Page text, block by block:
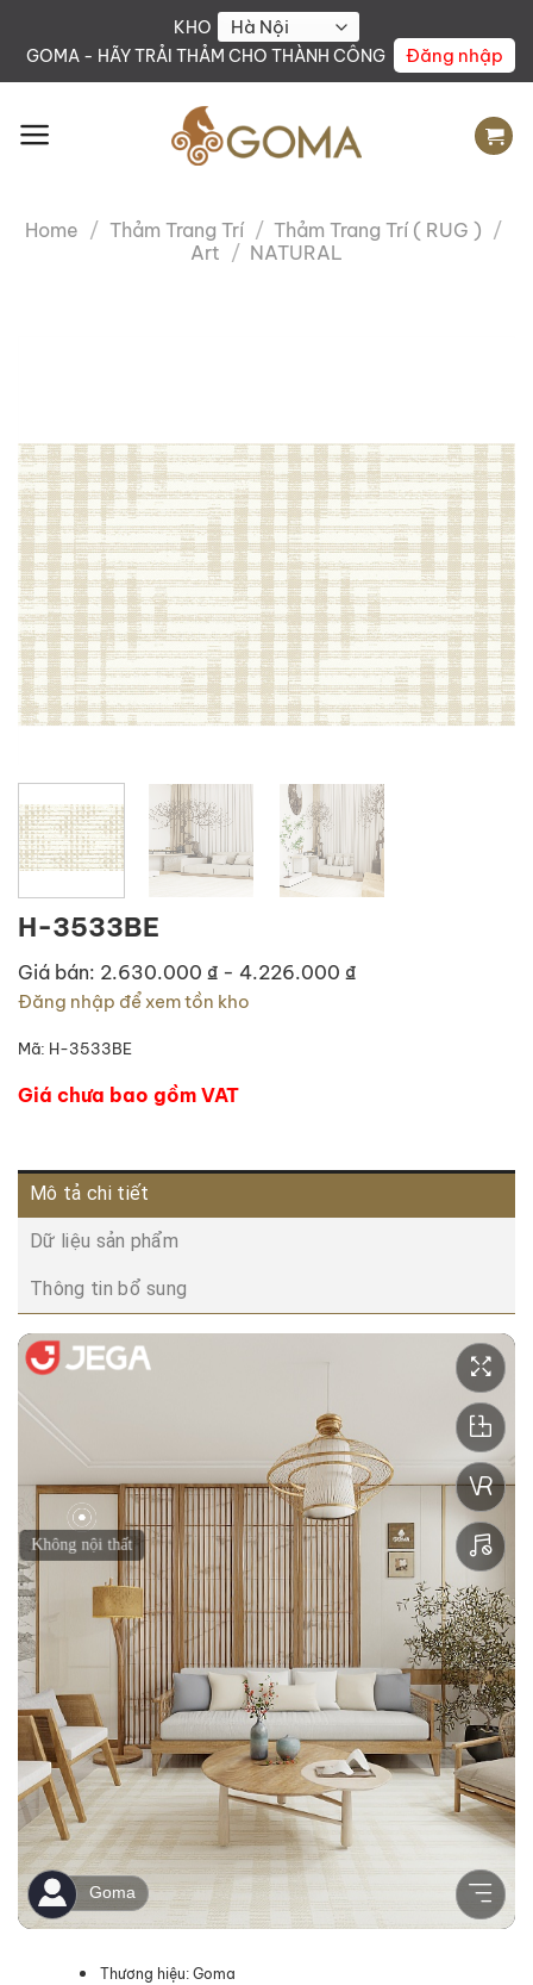
KHO
GOMA - HÃY TRẢI THẢM CHO THÀNH CÔNG
Đăng nhập
Home / Thảm Trang Trí / Thảm Trang Trí ( RUG ) /
Art / NATURAL
H-3533BE
Giá bán: 2.630.000 ₫ - 4.226.000 ₫
Đăng nhập để xem tồn kho
Mã: H-3533BE
Giá chưa bao gồm VAT
Mô tả chi tiết
Dữ liệu sản phẩm
Thông tin bổ sung
Thương hiệu: Goma